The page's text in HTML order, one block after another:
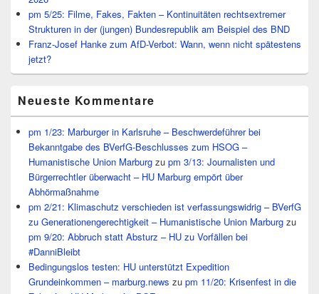
pm 5/25: Filme, Fakes, Fakten – Kontinuitäten rechtsextremer
Strukturen in der (jungen) Bundesrepublik am Beispiel des BND
Franz-Josef Hanke zum AfD-Verbot: Wann, wenn nicht spätestens
jetzt?
Neueste Kommentare
pm 1/23: Marburger in Karlsruhe – Beschwerdeführer bei
Bekanntgabe des BVerfG-Beschlusses zum HSOG –
Humanistische Union Marburg zu pm 3/13: Journalisten und
Bürgerrechtler überwacht – HU Marburg empört über
Abhörmaßnahme
pm 2/21: Klimaschutz verschieden ist verfassungswidrig – BVerfG
zu Generationengerechtigkeit – Humanistische Union Marburg zu
pm 9/20: Abbruch statt Absturz – HU zu Vorfällen bei
#DanniBleibt
Bedingungslos testen: HU unterstützt Expedition
Grundeinkommen – marburg.news zu pm 11/20: Krisenfest in die